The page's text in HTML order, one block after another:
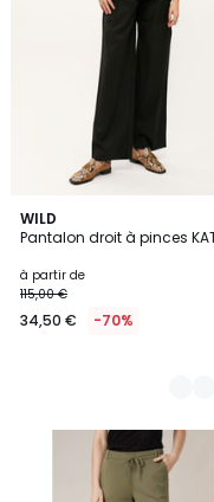
WILD
Pantalon droit à pinces
à partir de
115,00 €
34,50 € -70%
7
Couleurs